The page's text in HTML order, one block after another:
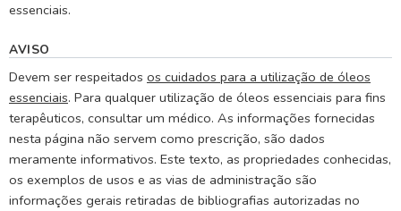
essenciais.
AVISO
Devem ser respeitados os cuidados para a utilização de óleos
essenciais. Para qualquer utilização de óleos essenciais para fins
terapêuticos, consultar um médico. As informações fornecidas
nesta página não servem como prescrição, são dados
meramente informativos. Este texto, as propriedades conhecidas,
os exemplos de usos e as vias de administração são
informações gerais retiradas de bibliografias autorizadas no